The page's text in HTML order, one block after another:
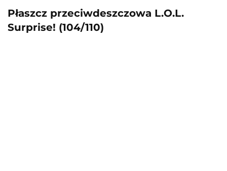
Płaszcz przeciwdeszczowa L.O.L.
Surprise! (104/110)